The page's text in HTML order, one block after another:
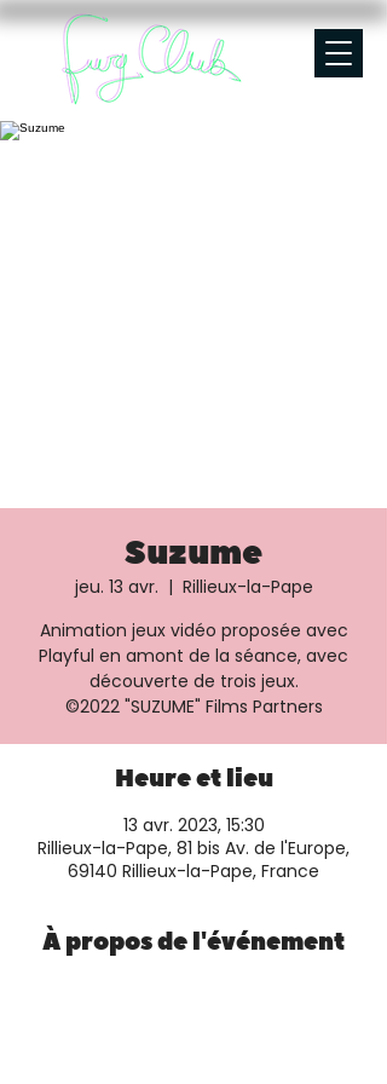
Suzume
jeu. 13 avr.
  |
Rillieux-la-Pape
Animation jeux vidéo proposée avec
Playful en amont de la séance, avec
découverte de trois jeux.
©️2022 "SUZUME" Films Partners
Heure et lieu
13 avr. 2023, 15:30
Rillieux-la-Pape, 81 bis Av. de l'Europe,
69140 Rillieux-la-Pape, France
À propos de l'événement